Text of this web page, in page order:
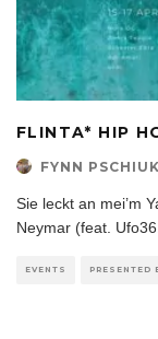
FLINTA* HIP
FYNN PSCHIUK
Sie leckt an mei’m
Neymar (feat.
EVENTS PRESENTED